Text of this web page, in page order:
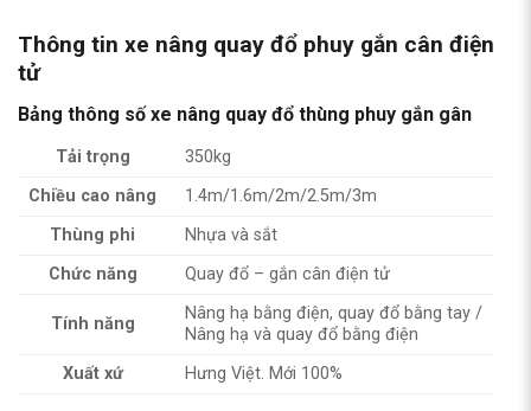
Thông tin xe nâng quay đổ phuy gắn cân điện
tử
Bảng thông số xe nâng quay đổ thùng phuy gắn gân
Tải trọng
350kg
Chiều cao nâng
1.4m/1.6m/2m/2.5m/3m
Thùng phi
Nhựa và sắt
Chức năng
Quay đổ – gắn cân điện tử
Tính năng
Nâng hạ bằng điện, quay đổ bằng tay /
Nâng hạ và quay đổ bằng điện
Xuất xứ
Hưng Việt. Mới 100%